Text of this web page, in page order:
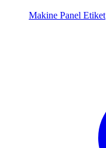
Makine Panel Etiket